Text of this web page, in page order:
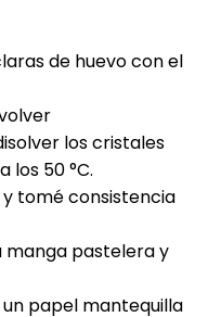
de huevo con el
los cristales
los 50 °C.
tomé consistencia
manga pastelera y
papel mantequilla